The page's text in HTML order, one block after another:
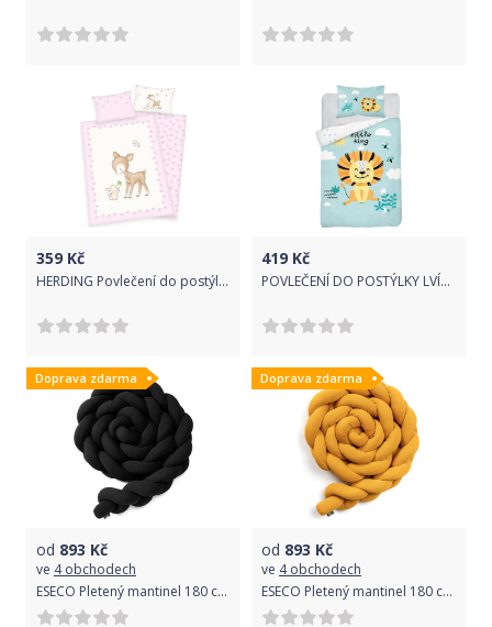
359 Kč
HERDING Povlečení do postýlky Srneček růžová Bavlna 100/135 cm
419 Kč
POVLEČENÍ DO POSTÝLKY LVÍČEK ZELINKAVÁ - BAMBUS
Doprava zdarma
od 893 Kč
ve 4 obchodech
ESECO Pletený mantinel 180 cm, black
Doprava zdarma
od 893 Kč
ve 4 obchodech
ESECO Pletený mantinel 180 cm, mustard